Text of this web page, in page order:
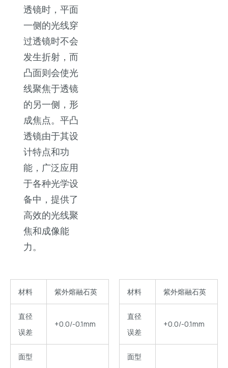
透镜时，平面
一侧的光线穿
过透镜时不会
发生折射，而
凸面则会使光
线聚焦于透镜
的另一侧，形
成焦点。平凸
透镜由于其设
计特点和功
能，广泛应用
于各种光学设
备中，提供了
高效的光线聚
焦和成像能
力。
材料 紫外熔融石英
直径
误差
+0.0/-0.1mm
面型
材料 紫外熔融石英
直径
误差
+0.0/-0.1mm
面型